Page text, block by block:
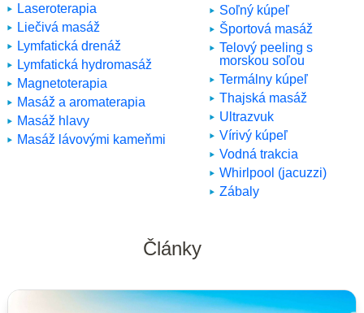
Laseroterapia
Liečivá masáž
Lymfatická drenáž
Lymfatická hydromasáž
Magnetoterapia
Masáž a aromaterapia
Masáž hlavy
Masáž lávovými kameňmi
Soľný kúpeľ
Športová masáž
Telový peeling s
morskou soľou
Termálny kúpeľ
Thajská masáž
Ultrazvuk
Vírivý kúpeľ
Vodná trakcia
Whirlpool (jacuzzi)
Zábaly
Články